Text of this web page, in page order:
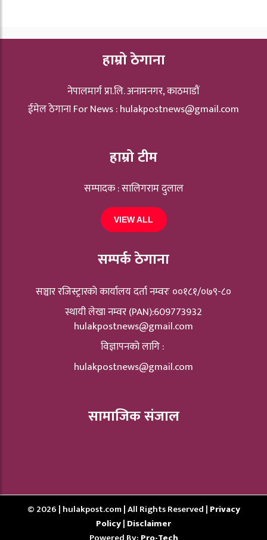
हाम्रो ठेगाना
नेपालमार्ग प्रा.लि. अनामनगर, काठमाडौं
ईमेल ठेगाना For News :hulakpostnews@gmail.com
हाम्रो टीम
सम्पादक : सालिगराम दुलाल
VIEW ALL
सम्पर्क ठेगाना
सञ्चार रजिस्ट्रारकाे कार्यालय दर्ता नम्वरः ००१८१/०७९-८०
स्थायी लेखा नम्वर (PAN):609773932
hulakpostnews@gmail.com
विज्ञापनको लागि :
hulakpostnews@gmail.com
सामाजिक संजाल
© 2026 | hulakpost.com | All Rights Reserved | Privacy
Policy| Disclaimer